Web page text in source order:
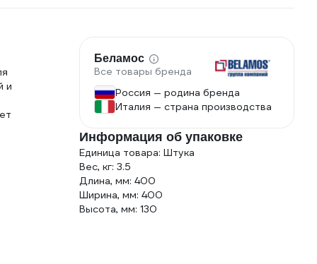
и
Беламос
Все товары бренда
Россия — родина бренда
Италия — страна производства
Информация об упаковке
Единица товара: Штука
Вес, кг: 3.5
Длина, мм: 400
Ширина, мм: 400
Высота, мм: 130